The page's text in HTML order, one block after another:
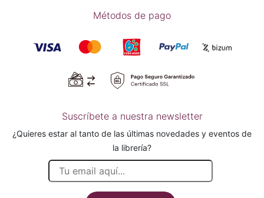
Métodos de pago
Suscríbete a nuestra newsletter
¿Quieres estar al tanto de las últimas novedades y eventos de
la librería?